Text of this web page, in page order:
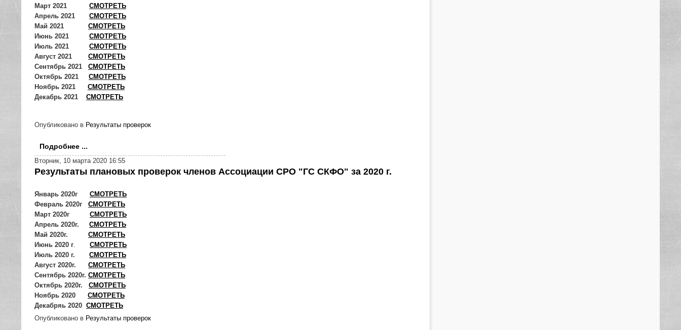
Март 2021
СМОТРЕТЬ
Апрель 2021
СМОТРЕТЬ
Май 2021
СМОТРЕТЬ
Июнь 2021 СМОТРЕТЬ
Июль 2021 СМОТРЕТЬ
Август 2021 СМОТРЕТЬ
Сентябрь 2021 СМОТРЕТЬ
Октябрь 2021
СМОТРЕТЬ
Ноябрь 2021 СМОТРЕТЬ
Декабрь 2021 СМОТРЕТЬ
Опубликовано в Результаты проверок
Подробнее ...
Вторник, 10 марта 2020 16:55
Результаты плановых проверок членов Ассоциации СРО "ГС СКФО" за 2020 г.
Январь 2020г
СМОТРЕТЬ
Февраль 2020г СМОТРЕТЬ
Март 2020г
СМОТРЕТЬ
Апрель 2020г. СМОТРЕТЬ
Май 2020г.
СМОТРЕТЬ
Июнь 2020 г. СМОТРЕТЬ
Июль 2020 г.
СМОТРЕТЬ
Август 2020г.
СМОТРЕТЬ
Сентябрь 2020г. СМОТРЕТЬ
Октябрь 2020г. СМОТРЕТЬ
Ноябрь 2020
СМОТРЕТЬ
Декабряь 2020 СМОТРЕТЬ
Опубликовано в Результаты проверок